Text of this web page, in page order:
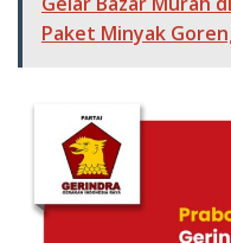
Paket Minyak